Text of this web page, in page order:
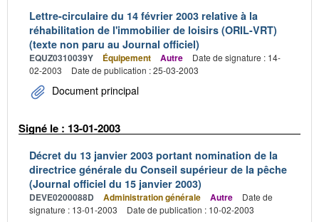
Lettre-circulaire du 14 février 2003 relative à la
réhabilitation de l'immobilier de loisirs (ORIL-VRT)
(texte non paru au Journal officiel)
EQUZ0310039Y Équipement Autre
Date de signature : 14-
02-2003
Date de publication : 25-03-2003
Document principal
Signé le : 13-01-2003
Décret du 13 janvier 2003 portant nomination de la
directrice générale du Conseil supérieur de la pêche
(Journal officiel du 15 janvier 2003)
DEVE0200088D Administration générale Autre
Date de
signature : 13-01-2003
Date de publication : 10-02-2003